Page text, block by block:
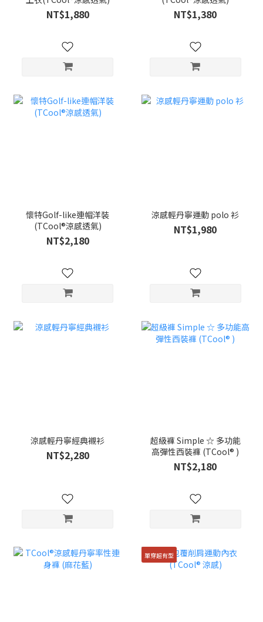
NT$1,880 NT$1,380
懷特Golf-like連帽洋裝
(TCool®涼感透氣)
NT$2,180
涼感輕丹寧運動 polo 衫
NT$1,980
涼感輕丹寧經典襯衫
NT$2,280
超級褲 Simple ☆ 多功能
高彈性西裝褲 (TCool® )
NT$2,180
單穿超有型